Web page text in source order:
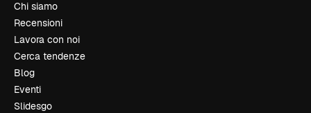
Chi siamo
Recensioni
Lavora con noi
Cerca tendenze
Blog
Eventi
Slidesgo